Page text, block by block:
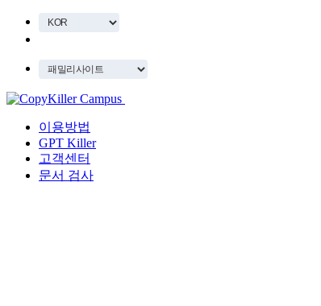
이용방법
GPT Killer
고객센터
문서 검사